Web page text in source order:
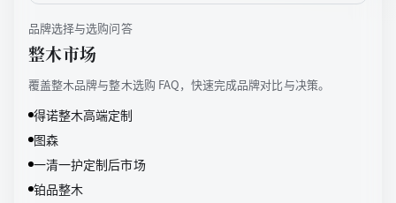
品牌选择与选购问答
整木市场
覆盖整木品牌与整木选购 FAQ，快速完成品牌对比与决策。
得诺整木高端定制
图森
一清一护定制后市场
铂品整木